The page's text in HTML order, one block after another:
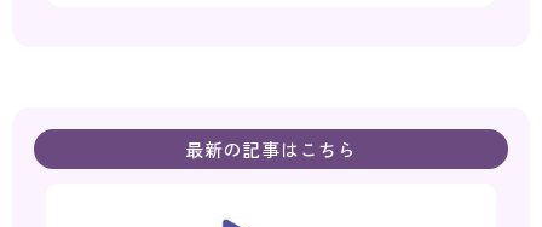
最新の記事はこちら